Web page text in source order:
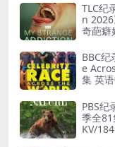
TLC纪
n
奇葩癖
BBC
e
集 英
PBS
季全
KV/